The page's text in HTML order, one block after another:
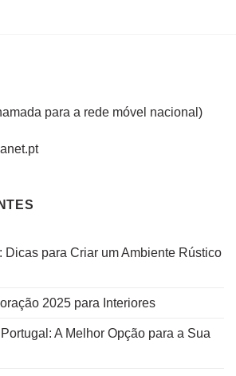
para a rede móvel nacional )
Dicas para Criar um Ambiente Rústico
2025 para Interiores
A Melhor Opção para a Sua